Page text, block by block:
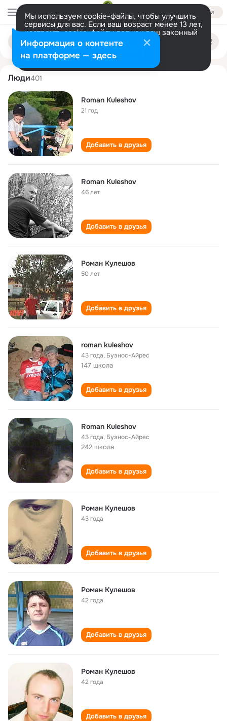
Войти
Мы используем cookie-файлы, чтобы улучшить
сервисы для вас. Если ваш возраст менее 13 лет,
настроить cookie-файлы должен ваш законный
представитель. Больше информации
Разрешить все Настроить
Поиск
людям
roman kuleshov
Люди401
Roman Kuleshov
21 год
Добавить в друзья
Roman Kuleshov
46 лет
Добавить в друзья
Роман Кулешов
50 лет
Добавить в друзья
roman kuleshov
43 года, Буэнос-Айрес
147 школа
Добавить в друзья
Roman Kuleshov
43 года, Буэнос-Айрес
242 школа
Добавить в друзья
Роман Кулешов
43 года
Добавить в друзья
Роман Кулешов
42 года
Добавить в друзья
Роман Кулешов
42 года
Добавить в друзья
Информация о контенте
на платформе — здесь